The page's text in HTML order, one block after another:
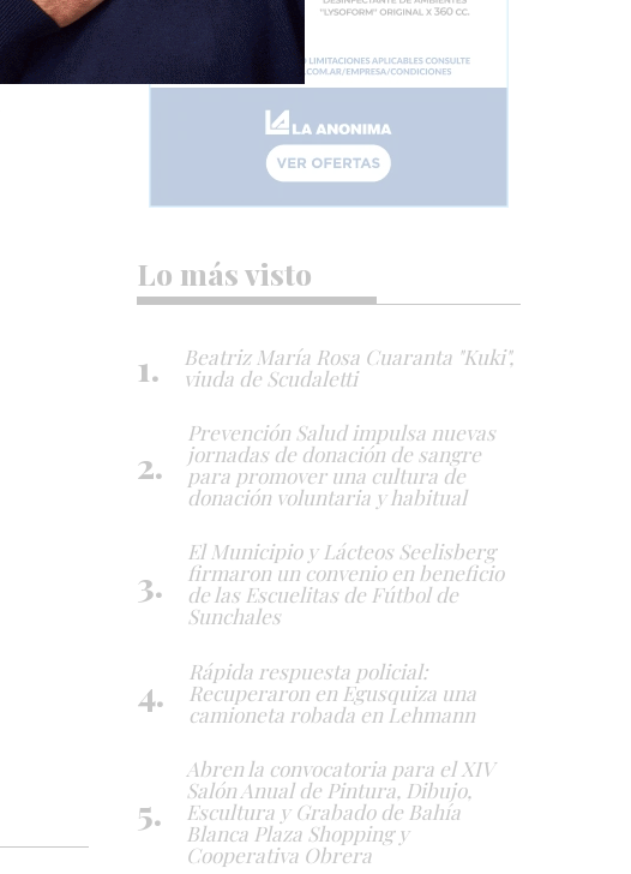
Lo más visto
Beatriz María Rosa Cuaranta "Kuki",
viuda de Scudaletti
Prevención Salud impulsa nuevas
jornadas de donación de sangre
para promover una cultura de
donación voluntaria y habitual
El Municipio y Lácteos Seelisberg
firmaron un convenio en beneficio
de las Escuelitas de Fútbol de
Sunchales
Rápida respuesta policial:
Recuperaron en Egusquiza una
camioneta robada en Lehmann
Abren la convocatoria para el XIV
Salón Anual de Pintura, Dibujo,
Escultura y Grabado de Bahía
Blanca Plaza Shopping y
Cooperativa Obrera